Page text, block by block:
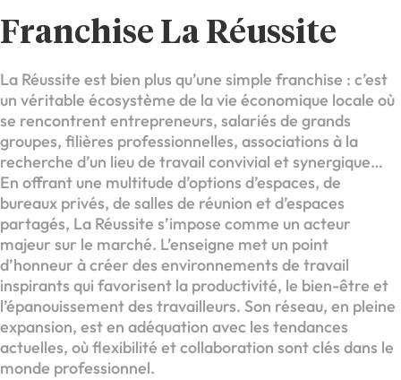
Franchise La Réussite
La Réussite est bien plus qu’une simple franchise : c’est
un véritable écosystème de la vie économique locale où
se rencontrent entrepreneurs, salariés de grands
groupes, filières professionnelles, associations à la
recherche d’un lieu de travail convivial et synergique…
En offrant une multitude d’options d’espaces, de
bureaux privés, de salles de réunion et d’espaces
partagés, La Réussite s’impose comme un acteur
majeur sur le marché. L’enseigne met un point
d’honneur à créer des environnements de travail
inspirants qui favorisent la productivité, le bien-être et
l’épanouissement des travailleurs. Son réseau, en pleine
expansion, est en adéquation avec les tendances
actuelles, où flexibilité et collaboration sont clés dans le
monde professionnel.